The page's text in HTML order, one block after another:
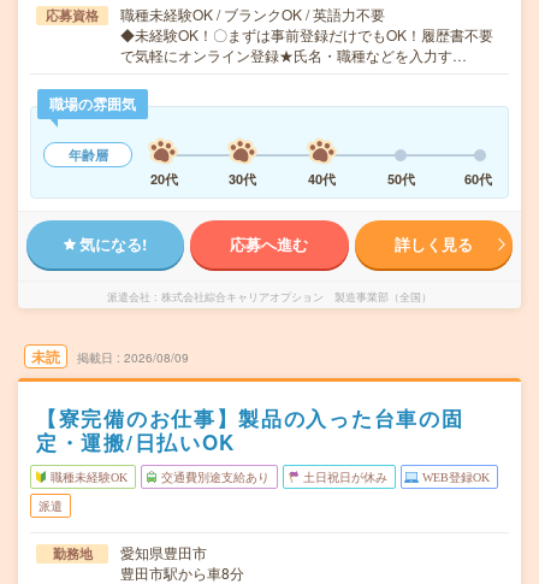
応募資格
職種未経験OK / ブランクOK / 英語力不要
◆未経験OK！〇まずは事前登録だけでもOK！履歴書不要
で気軽にオンライン登録★氏名・職種などを入力す…
職場の雰囲気
年齢層
20代
30代 40代 50代 60代
気になる! 応募へ進む 詳しく見る
派遣会社 株式会社綜合キャリアオプション 製造事業部（全国）
未読 掲載日 2026/08/09
【寮完備のお仕事】製品の入った台車の固
定・運搬/日払いOK
職種未経験OK 交通費別途支給あり 土日祝日が休み WEB登録OK
派遣
勤務地
愛知県豊田市
豊田市駅から車8分